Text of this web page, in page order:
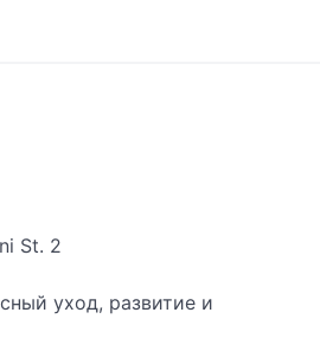
St. 2
уход, развитие и